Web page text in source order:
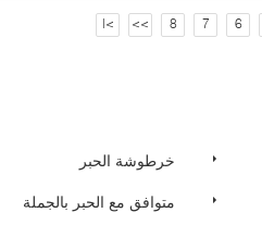
6
7
8
>>
>|
خرطوشة الحبر
متوافق مع الحبر بالجملة